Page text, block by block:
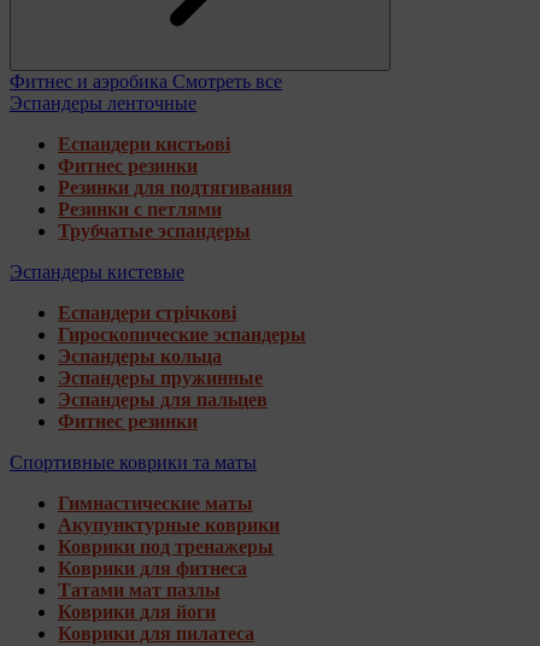
Фитнес и аэробика Смотреть все
Эспандеры ленточные
Еспандери кистьові
Фитнес резинки
Резинки для подтягивания
Резинки с петлями
Трубчатые эспандеры
Эспандеры кистевые
Еспандери стрічкові
Гироскопические эспандеры
Эспандеры кольца
Эспандеры пружинные
Эспандеры для пальцев
Фитнес резинки
Спортивные коврики та маты
Гимнастические маты
Акупунктурные коврики
Коврики под тренажеры
Коврики для фитнеса
Татами мат пазлы
Коврики для йоги
Коврики для пилатеса